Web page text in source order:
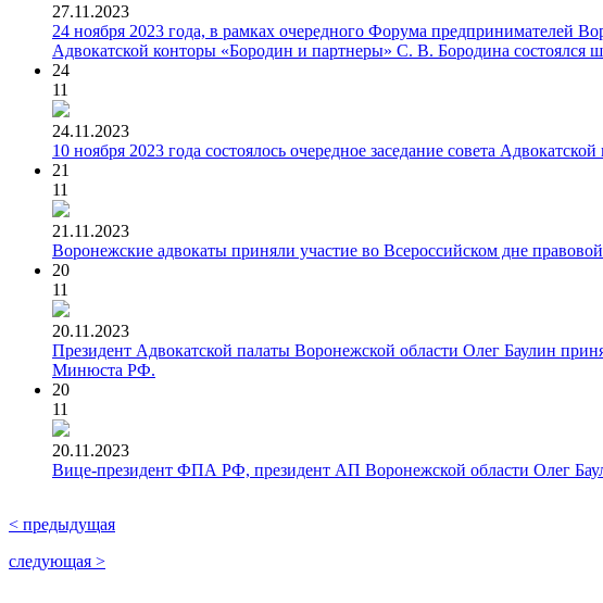
27.11.2023
24 ноября 2023 года, в рамках очередного Форума предпринимателей
Адвокатской конторы «Бородин и партнеры» С. В. Бородина состоялся
24
11
24.11.2023
10 ноября 2023 года состоялось очередное заседание совета
21
11
21.11.2023
Воронежские адвокаты приняли участие во Всероссийском дне
20
11
20.11.2023
Президент Адвокатской палаты Воронежской области Олег Баулин
Минюста РФ.
20
11
20.11.2023
Вице-президент ФПА РФ, президент АП Воронежской области Олег
< предыдущая
следующая >